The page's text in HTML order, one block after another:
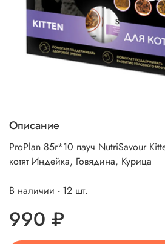
В наличии - 12 шт.
Описание
ProPlan 85г*10 пауч NutriSavour
котят Индейка, Говядина, Курица
990 ₽